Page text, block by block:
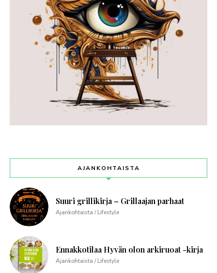
AJANKOHTAISTA
Suuri grillikirja – Grillaajan parhaat
Ajankohtaista / Lifestyle
Ennakkotilaa Hyvän olon arkiruoat -kirja
Ajankohtaista / Lifestyle